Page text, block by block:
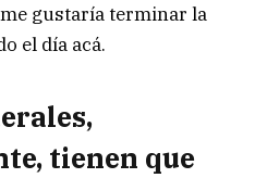
gustaría terminar la
el día acá.
tienen que